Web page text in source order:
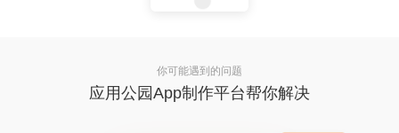
你可能遇到的问题
应用公园App制作平台帮你解决